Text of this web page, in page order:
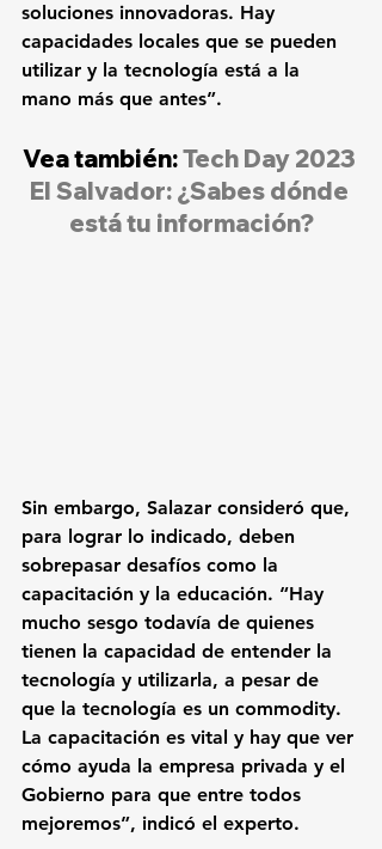
soluciones innovadoras. Hay
capacidades locales que se pueden
utilizar y la tecnología está a la
mano más que antes”.
Vea también: Tech Day 2023
El Salvador: ¿Sabes dónde
está tu información?
Sin embargo, Salazar consideró que,
para lograr lo indicado, deben
sobrepasar desafíos como la
capacitación y la educación. “Hay
mucho sesgo todavía de quienes
tienen la capacidad de entender la
tecnología y utilizarla, a pesar de
que la tecnología es un commodity.
La capacitación es vital y hay que ver
cómo ayuda la empresa privada y el
Gobierno para que entre todos
mejoremos”, indicó el experto.